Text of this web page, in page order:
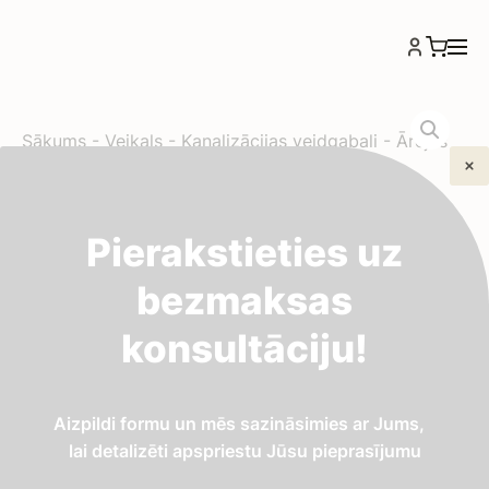
Sākums-Veikals-Kanalizācijas veidgabali - Ārējās
aizbāznis DN160
Ārējās kanalizācijas PVC aizbāznis (Ø160 mm)
caurules gala vai tehnoloģisko atveru hermētiskai
Pierakstieties uz
bezmaksas
konsultāciju!
Aizpildi formu un mēs sazināsimies ar Jums,
lai detalizēti apspriestu Jūsu pieprasījumu